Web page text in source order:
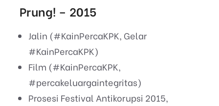
Prung! – 2015
Jalin (#KainPercaKPK, Gelar
#KainPercaKPK)
Film (#KainPercaKPK,
#percakeluargaintegritas)
Prosesi Festival Antikorupsi 2015,